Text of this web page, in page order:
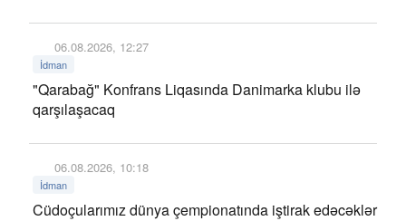
06.08.2026, 12:27
İdman
"Qarabağ" Konfrans Liqasında Danimarka klubu ilə
qarşılaşacaq
06.08.2026, 10:18
İdman
Cüdoçularımız dünya çempionatında iştirak edəcəklər